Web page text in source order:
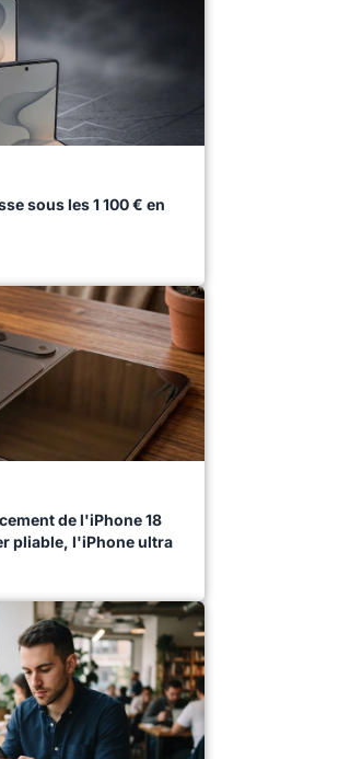
sous les 1 100 € en
de l'iPhone 18
pliable, l'iPhone ultra